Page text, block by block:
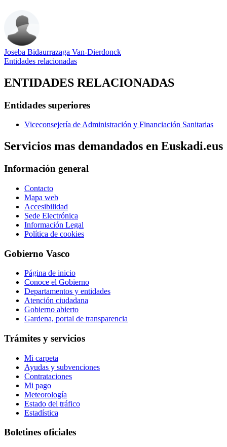
Joseba Bidaurrazaga Van-Dierdonck
Entidades relacionadas
ENTIDADES RELACIONADAS
Entidades superiores
Viceconsejería de Administración y Financiación Sanitarias
Servicios mas demandados en Euskadi.eus
Información general
Contacto
Mapa web
Accesibilidad
Sede Electrónica
Información Legal
Política de cookies
Gobierno Vasco
Página de inicio
Conoce el Gobierno
Departamentos y entidades
Atención ciudadana
Gobierno abierto
Gardena, portal de transparencia
Trámites y servicios
Mi carpeta
Ayudas y subvenciones
Contrataciones
Mi pago
Meteorología
Estado del tráfico
Estadística
Boletines oficiales